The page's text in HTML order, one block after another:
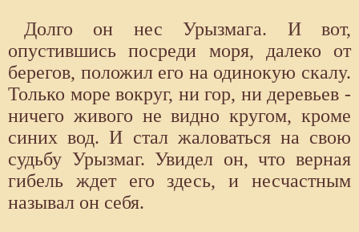
Долго он нес Урызмага. И вот,
опустившись посреди моря, далеко от
берегов, положил его на одинокую скалу.
Только море вокруг, ни гор, ни деревьев -
ничего живого не видно кругом, кроме
синих вод. И стал жаловаться на свою
судьбу Урызмаг. Увидел он, что верная
гибель ждет его здесь, и несчастным
называл он себя.